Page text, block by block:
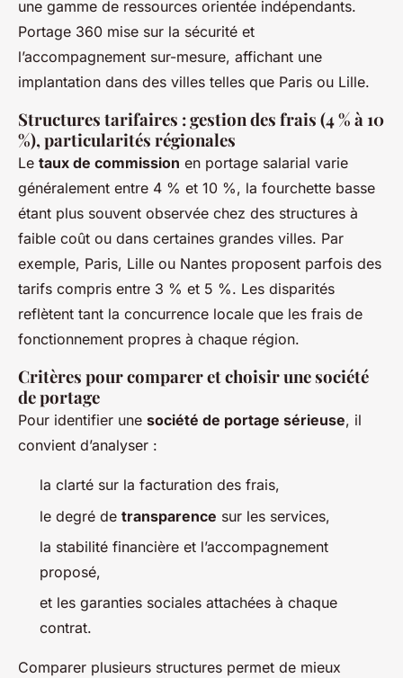
une gamme de ressources orientée indépendants.
Portage 360 mise sur la sécurité et
l’accompagnement sur-mesure, affichant une
implantation dans des villes telles que Paris ou Lille.
Structures tarifaires : gestion des frais (4 % à 10
%), particularités régionales
Le taux de commission en portage salarial varie
généralement entre 4 % et 10 %, la fourchette basse
étant plus souvent observée chez des structures à
faible coût ou dans certaines grandes villes. Par
exemple, Paris, Lille ou Nantes proposent parfois des
tarifs compris entre 3 % et 5 %. Les disparités
reflètent tant la concurrence locale que les frais de
fonctionnement propres à chaque région.
Critères pour comparer et choisir une société
de portage
Pour identifier une société de portage sérieuse, il
convient d’analyser :
la clarté sur la facturation des frais,
le degré de transparence sur les services,
la stabilité financière et l’accompagnement
proposé,
et les garanties sociales attachées à chaque
contrat.
Comparer plusieurs structures permet de mieux